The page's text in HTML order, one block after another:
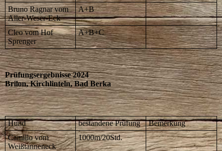
Bruno Ragnar vom
Aller-Weser-Eck
A+B
Cleo vom Hof
Sprenger
A+B+C
Prüfungsergebnisse 2024
Brilon, Kirchlinteln, Bad Berka
Hund bestandene Prüfung
Bemerkung
Camillo vom
Weißtanneneck
1000m/20Std.